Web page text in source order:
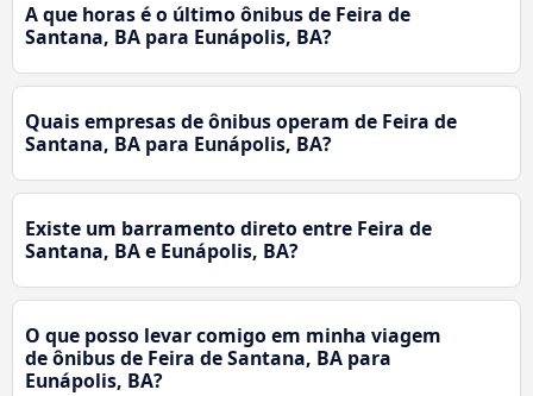
A que horas é o último ônibus de Feira de
Santana, BA para Eunápolis, BA?
Quais empresas de ônibus operam de Feira de
Santana, BA para Eunápolis, BA?
Existe um barramento direto entre Feira de
Santana, BA e Eunápolis, BA?
O que posso levar comigo em minha viagem
de ônibus de Feira de Santana, BA para
Eunápolis, BA?